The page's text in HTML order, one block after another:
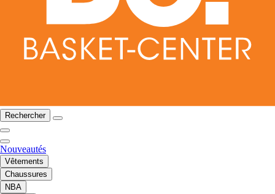
Rechercher
Nouveautés
Vêtements
Chaussures
NBA